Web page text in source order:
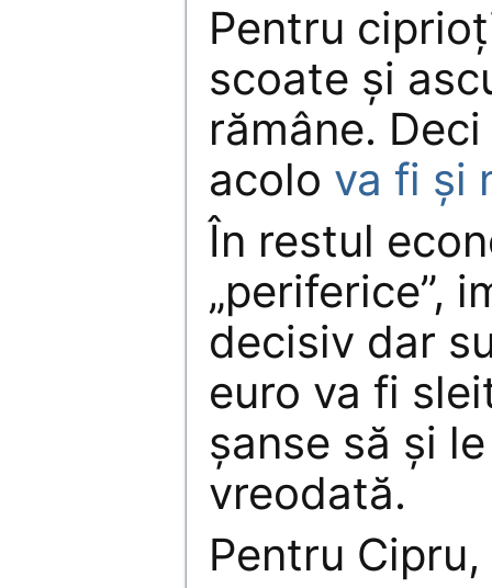
Pentru
scoate şi
rămâne.
acolo va fi şi
În restul
„periferice”,
decisiv dar
euro va fi
şanse să şi
vreodată.
Pentru